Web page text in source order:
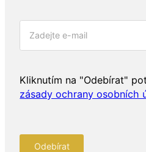
Kliknutím na "Odebírat"
zásady ochrany osobních
Odebírat